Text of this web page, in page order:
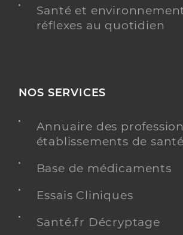
Santé et
réflexes au quotidien
NOS SERVICES
Annuaire des
établissements de santé
Base de médicaments
Essais Cliniques
Santé.fr Décryptage